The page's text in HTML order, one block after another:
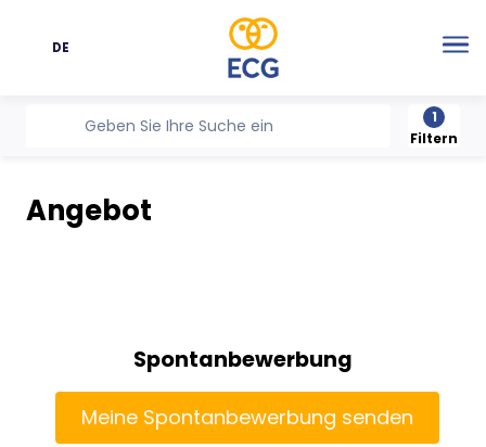
Sprache
DE
recherche
Geben Sie Ihre Suche ein
1
Filtern
Angebot
Spontanbewerbung
Meine Spontanbewerbung senden